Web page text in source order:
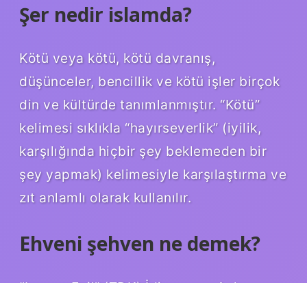
Şer nedir islamda?
Kötü veya kötü, kötü davranış,
düşünceler, bencillik ve kötü işler birçok
din ve kültürde tanımlanmıştır. “Kötü”
kelimesi sıklıkla “hayırseverlik” (iyilik,
karşılığında hiçbir şey beklemeden bir
şey yapmak) kelimesiyle karşılaştırma ve
zıt anlamlı olarak kullanılır.
Ehveni şehven ne demek?